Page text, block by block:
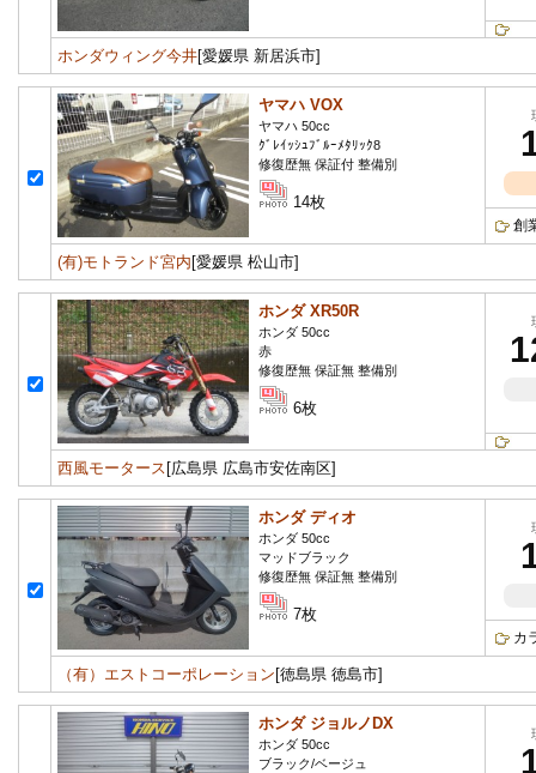
ホンダウィング今井[愛媛県 新居浜市]
ヤマハ VOX
ヤマハ 50cc
ｸﾞﾚｲｯｼｭﾌﾞﾙｰﾒﾀﾘｯｸ8
修復歴無 保証付 整備別
14枚
創
(有)モトランド宮内 [愛媛県 松山市]
ホンダ XR50R
ホンダ 50cc
赤
修復歴無 保証無 整備別
6枚
西風モータース [広島県 広島市安佐南区]
ホンダ ディオ
ホンダ 50cc
マッドブラック
修復歴無 保証無 整備別
7枚
カ
（有）エストコーポレーション [徳島県 徳島市]
ホンダ ジョルノDX
ホンダ 50cc
ブラック/ベージュ